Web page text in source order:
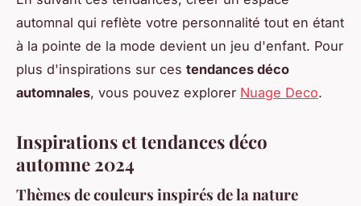
automnal qui reflète votre personnalité tout en étant
à la pointe de la mode devient un jeu d'enfant. Pour
plus d'inspirations sur ces tendances déco
automnales, vous pouvez explorer Nuage Deco.
Inspirations et tendances déco
automne 2024
Thèmes de couleurs inspirés de la nature